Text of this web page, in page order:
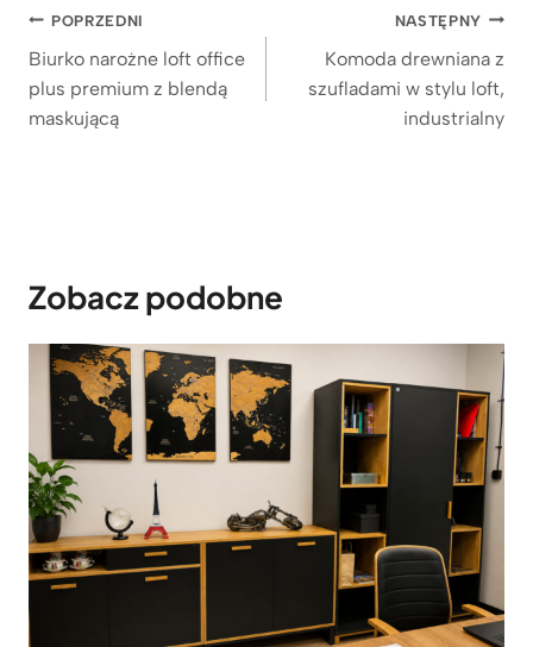
Nawigacja
wpisu
POPRZEDNI
Biurko narożne loft office
plus premium z blendą
maskującą
NASTĘPNY
Komoda drewniana z
szufladami w stylu loft,
industrialny
Zobacz podobne